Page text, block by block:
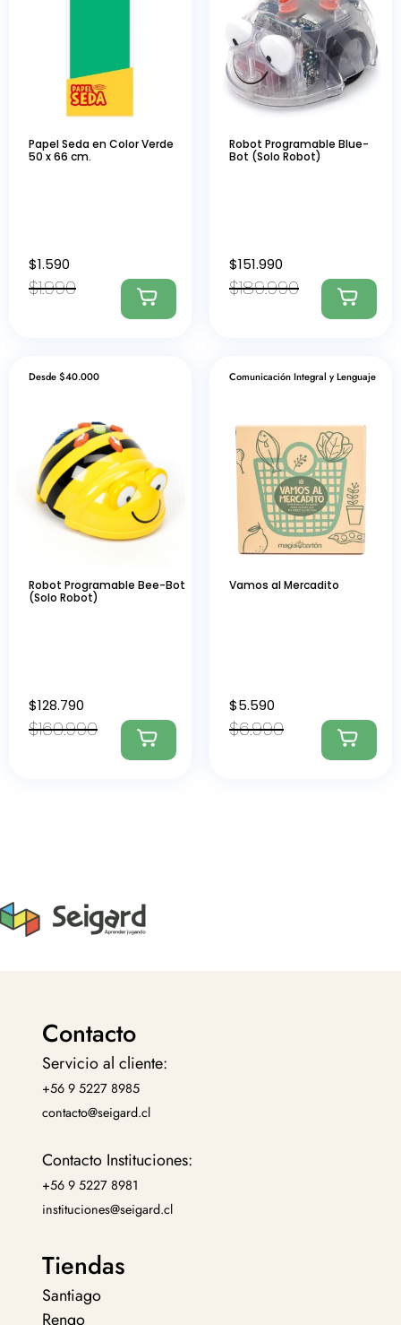
Papel Seda en Color Verde
50 x 66 cm.
$1.990
$1.590
Robot Programable Blue-
Bot (Solo Robot)
$189.990
$151.990
Desde $40.000
Robot Programable Bee-Bot
(Solo Robot)
$160.990
$128.790
Comunicación Integral y Lenguaje
Vamos al Mercadito
$6.990
$5.590
Contacto
Servicio al cliente:
+56 9 5227 8985
contacto@seigard.cl
Contacto Instituciones:
+56 9 5227 8981
instituciones@seigard.cl
Tiendas
Santiago
Rengo